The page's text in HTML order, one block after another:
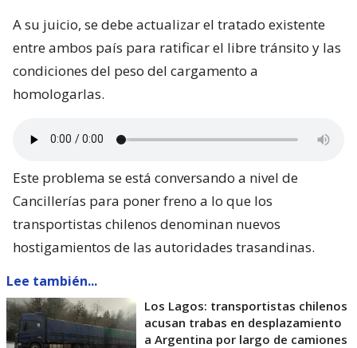
A su juicio, se debe actualizar el tratado existente
entre ambos país para ratificar el libre tránsito y las
condiciones del peso del cargamento a
homologarlas.
Este problema se está conversando a nivel de
Cancillerías para poner freno a lo que los
transportistas chilenos denominan nuevos
hostigamientos de las autoridades trasandinas.
Lee también...
Los Lagos: transportistas chilenos
acusan trabas en desplazamiento
a Argentina por largo de camiones